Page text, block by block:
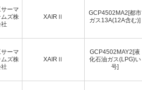
ーマ
ムズ株
XAIRⅡ
GCP4502MA2[都市
ガス13A(12A含む)]
ーマ
ムズ株
XAIRⅡ
GCP4502MAY2[液
化石油ガス(LPG)い
号]